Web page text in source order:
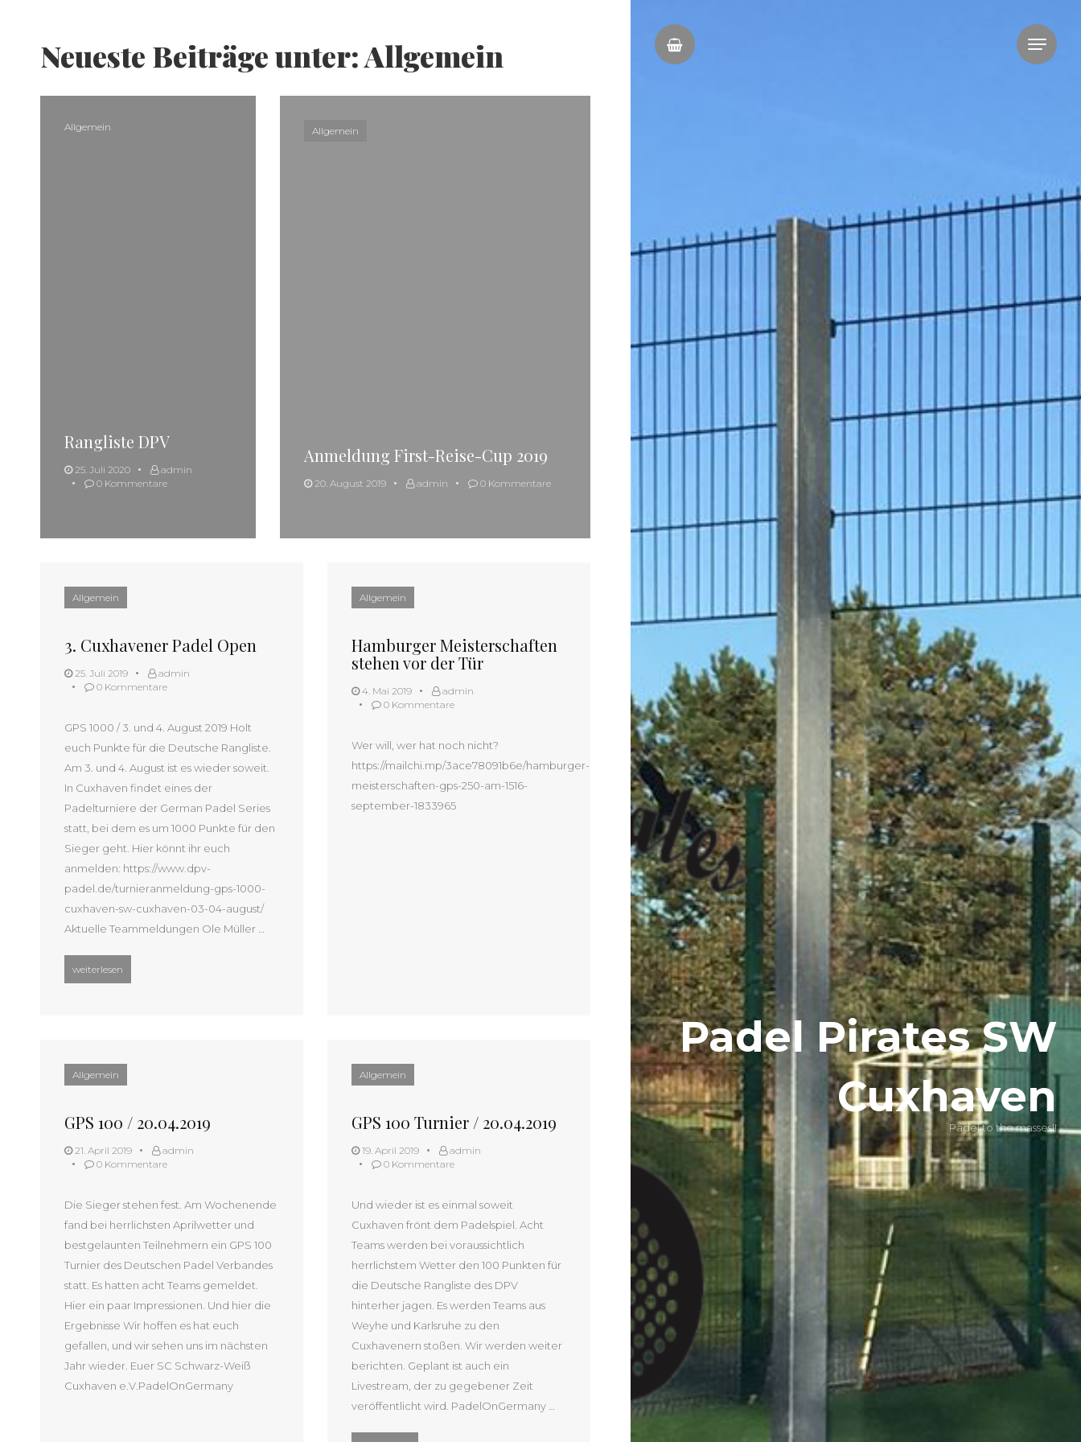
Padel Pirates SW
Cuxhaven
Padel to the masses!!
Neueste Beiträge unter: Allgemein
Allgemein
Rangliste DPV
25. Juli 2020
admin
0 Kommentare
Allgemein
Anmeldung First-Reise-Cup 2019
20. August 2019 admin 0 Kommentare
Allgemein
3. Cuxhavener Padel Open
25. Juli 2019
admin
0 Kommentare
GPS 1000 / 3. und 4. August 2019 Holt
euch Punkte für die Deutsche Rangliste.
Am 3. und 4. August ist es wieder soweit.
In Cuxhaven findet eines der
Padelturniere der German Padel Series
statt, bei dem es um 1000 Punkte für den
Sieger geht. Hier könnt ihr euch
anmelden: https://www.dpv-
padel.de/turnieranmeldung-gps-1000-
cuxhaven-sw-cuxhaven-03-04-august/
Aktuelle Teammeldungen Ole Müller …
“3. Cuxhavener Padel Open”
weiterlesen
Allgemein
Hamburger Meisterschaften
stehen vor der Tür
4. Mai 2019
admin
0 Kommentare
Wer will, wer hat noch nicht?
https://mailchi.mp/3ace78091b6e/hamburger-
meisterschaften-gps-250-am-1516-
september-1833965
Allgemein
GPS 100 / 20.04.2019
21. April 2019
admin
0 Kommentare
Die Sieger stehen fest. Am Wochenende
fand bei herrlichsten Aprilwetter und
bestgelaunten Teilnehmern ein GPS 100
Turnier des Deutschen Padel Verbandes
statt. Es hatten acht Teams gemeldet.
Hier ein paar Impressionen. Und hier die
Ergebnisse Wir hoffen es hat euch
gefallen, und wir sehen uns im nächsten
Jahr wieder. Euer SC Schwarz-Weiß
Cuxhaven e.V.PadelOnGermany
Allgemein
GPS 100 Turnier / 20.04.2019
19. April 2019
admin
0 Kommentare
Und wieder ist es einmal soweit
Cuxhaven frönt dem Padelspiel. Acht
Teams werden bei voraussichtlich
herrlichstem Wetter den 100 Punkten für
die Deutsche Rangliste des DPV
hinterher jagen. Es werden Teams aus
Weyhe und Karlsruhe zu den
Cuxhavenern stoßen. Wir werden weiter
berichten. Geplant ist auch ein
Livestream, der zu gegebener Zeit
veröffentlicht wird. PadelOnGermany …